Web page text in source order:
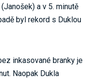
a v 5. minutě
byl rekord s Duklou
inkasované branky je
Naopak Dukla